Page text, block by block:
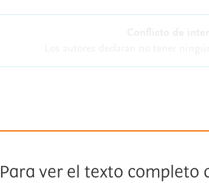
Para ver el texto completo